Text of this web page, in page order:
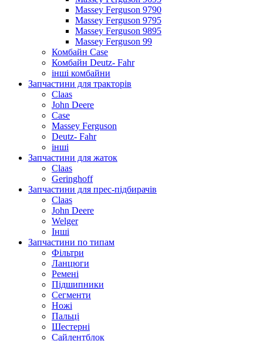
Massey Ferguson 9790
Massey Ferguson 9795
Massey Ferguson 9895
Massey Ferguson 99
Комбайн Case
Комбайн Deutz- Fahr
інші комбайни
Запчастини для тракторів
Claas
John Deere
Case
Massey Ferguson
Deutz- Fahr
інші
Запчастини для жаток
Claas
Geringhoff
Запчастини для прес-підбирачів
Claas
John Deere
Welger
Інші
Запчастини по типам
Фільтри
Ланцюги
Ремені
Підшипники
Сегменти
Ножі
Пальці
Шестерні
Сайлентблок